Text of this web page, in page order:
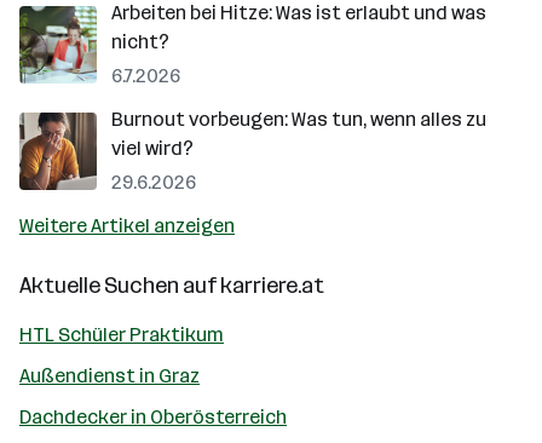
Arbeiten bei Hitze: Was ist erlaubt und was
nicht?
6.7.2026
Burnout vorbeugen: Was tun, wenn alles zu
viel wird?
29.6.2026
Weitere Artikel anzeigen
Aktuelle Suchen aufkarriere.at
HTL Schüler Praktikum
Außendienst in Graz
Dachdecker in Oberösterreich